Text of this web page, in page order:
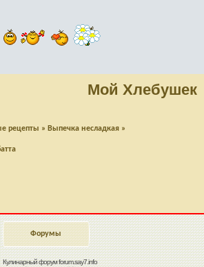
Мой Хлебушек
рецепты » Выпечка несладкая »
Форумы
Кулинарный форумforum.say7.info